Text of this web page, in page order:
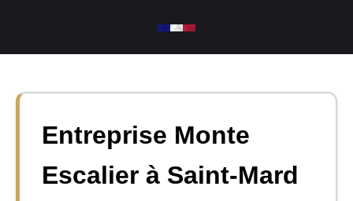
contenu
Entreprise Monte
Escalier à Saint-Mard